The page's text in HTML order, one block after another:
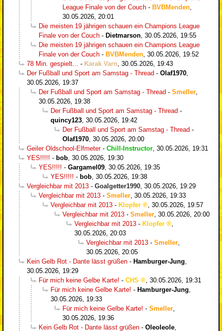
League Finale von der Couch - BVBMenden
30.05.2026, 20:01
Die meisten 19 jährigen schauen ein Champions League
Finale von der Couch - Dietmarson 30.05.2026, 19:55
Die meisten 19 jährigen schauen ein Champions League
Finale von der Couch - BVBMenden 30.05.2026, 19:52
78 Min. gespielt...
- Karak Varn 30.05.2026, 19:43
Der Fußball und Sport am Samstag - Thread - Olaf1970
30.05.2026, 19:37
Der Fußball und Sport am Samstag - Thread - Smeller
30.05.2026, 19:38
Der Fußball und Sport am Samstag - Thread -
quincy123 30.05.2026, 19:42
Der Fußball und Sport am Samstag - Thread -
Olaf1970 30.05.2026, 20:00
Geiler Oldschool-Elfmeter- Chill-Instructor 30.05.2026, 19:31
YES!!!!! - bob 30.05.2026, 19:30
YES!!!!! - Gargamel09 30.05.2026, 19:35
YES!!!!! - bob 30.05.2026, 19:38
Vergleichbar mit 2013 - Goalgetter1990 30.05.2026, 19:29
Vergleichbar mit 2013 - Smeller 30.05.2026, 19:33
Vergleichbar mit 2013 - Klopfer
30.05.2026, 19:57
Vergleichbar mit 2013 - Smeller 30.05.2026, 20:00
Vergleichbar mit 2013 - Klopfer
30.05.2026, 20:03
Vergleichbar mit 2013 - Smeller
30.05.2026, 20:05
Kein Gelb Rot - Dante lässt grüßen - Hamburger-Jung
30.05.2026, 19:29
Für mich keine Gelbe Karte! - CHS
30.05.2026, 19:31
Für mich keine Gelbe Karte! - Hamburger-Jung
30.05.2026, 19:33
Für mich keine Gelbe Karte! - Smeller
30.05.2026, 19:36
Kein Gelb Rot - Dante lässt grüßen - Oleoleole